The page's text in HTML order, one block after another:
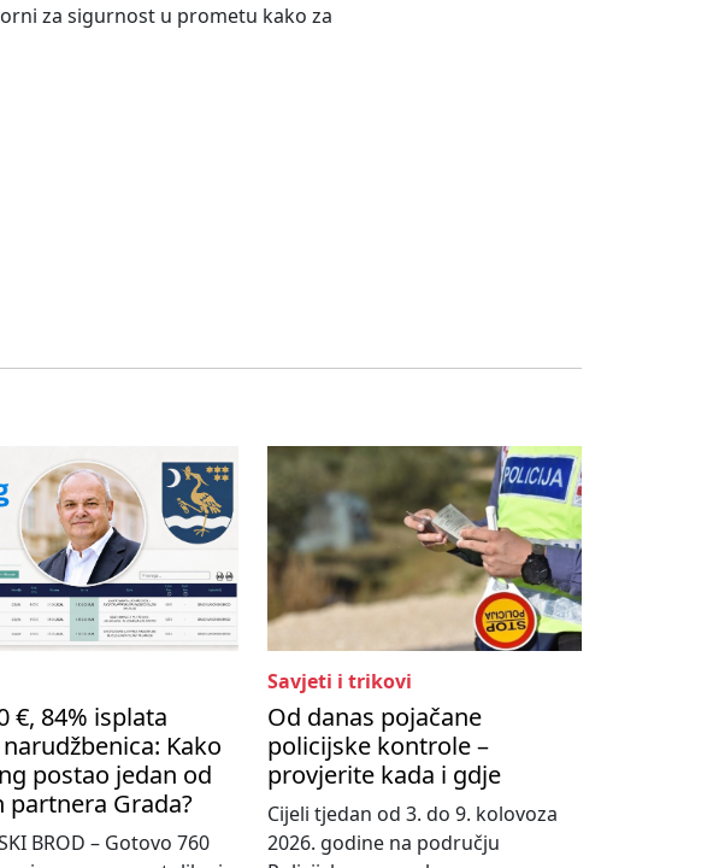
za sigurnost u prometu kako za
€, 84% isplata
Kako
postao jedan od
partnera Grada?
BROD – Gotovo 760
Savjeti i trikovi
Od danas pojačane
policijske kontrole –
provjerite kada i gdje
Cijeli tjedan od 3. do 9. kolovoza
2026. godine na području